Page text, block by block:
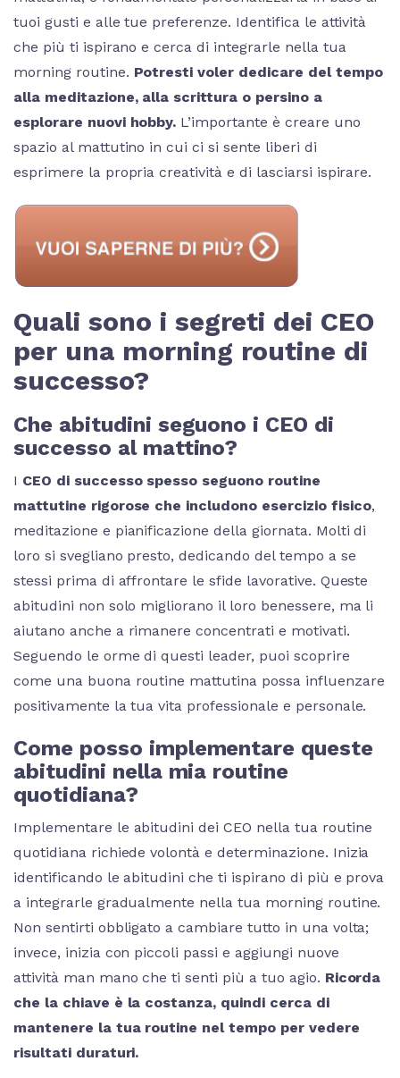
tuoi gusti e alle tue preferenze. Identifica le attività
che più ti ispirano e cerca di integrarle nella tua
morning routine. Potresti voler dedicare del tempo
alla meditazione, alla scrittura o persino a
esplorare nuovi hobby. L’importante è creare uno
spazio al mattutino in cui ci si sente liberi di
esprimere la propria creatività e di lasciarsi ispirare.
Quali sono i segreti dei CEO
per una morning routine di
successo?
Che abitudini seguono i CEO di
successo al mattino?
I CEO di successo spesso seguono routine
mattutine rigorose che includono esercizio fisico,
meditazione e pianificazione della giornata. Molti di
loro si svegliano presto, dedicando del tempo a se
stessi prima di affrontare le sfide lavorative. Queste
abitudini non solo migliorano il loro benessere, ma li
aiutano anche a rimanere concentrati e motivati.
Seguendo le orme di questi leader, puoi scoprire
come una buona routine mattutina possa influenzare
positivamente la tua vita professionale e personale.
Come posso implementare queste
abitudini nella mia routine
quotidiana?
Implementare le abitudini dei CEO nella tua routine
quotidiana richiede volontà e determinazione. Inizia
identificando le abitudini che ti ispirano di più e prova
a integrarle gradualmente nella tua morning routine.
Non sentirti obbligato a cambiare tutto in una volta;
invece, inizia con piccoli passi e aggiungi nuove
attività man mano che ti senti più a tuo agio. Ricorda
che la chiave è la costanza, quindi cerca di
mantenere la tua routine nel tempo per vedere
risultati duraturi.